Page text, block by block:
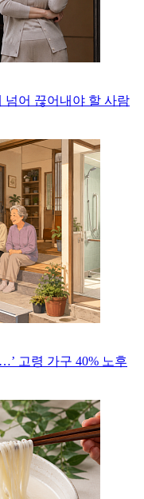
넘어 끊어내야 할 사람
고령 가구 40% 노후